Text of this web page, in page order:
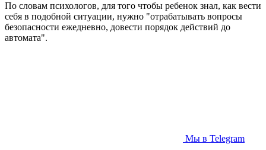
По словам психологов, для того чтобы ребенок знал, как вести
себя в подобной ситуации, нужно "отрабатывать вопросы
безопасности ежедневно, довести порядок действий до
автомата".
Мы в Telegram